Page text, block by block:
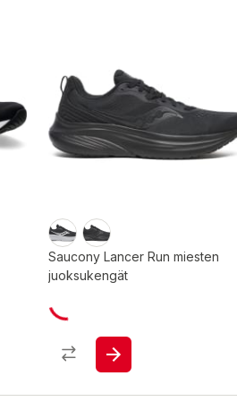
Saucony Lancer Run miesten
juoksukengät